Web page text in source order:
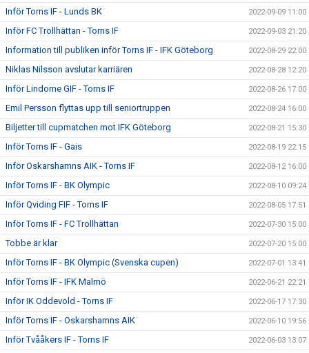
Inför Torns IF - Lunds BK 2022-09-09 11:00
Inför FC Trollhättan - Torns IF 2022-09-03 21:20
Information till publiken inför Torns IF - IFK Göteborg 2022-08-29 22:00
Niklas Nilsson avslutar karriären 2022-08-28 12:20
Inför Lindome GIF - Torns IF 2022-08-26 17:00
Emil Persson flyttas upp till seniortruppen 2022-08-24 16:00
Biljetter till cupmatchen mot IFK Göteborg 2022-08-21 15:30
Inför Torns IF - Gais 2022-08-19 22:15
Inför Oskarshamns AIK - Torns IF 2022-08-12 16:00
Inför Torns IF - BK Olympic 2022-08-10 09:24
Inför Qviding FIF - Torns IF 2022-08-05 17:51
Inför Torns IF - FC Trollhättan 2022-07-30 15:00
Tobbe är klar 2022-07-20 15:00
Inför Torns IF - BK Olympic (Svenska cupen) 2022-07-01 13:41
Inför Torns IF - IFK Malmö 2022-06-21 22:21
Inför IK Oddevold - Torns IF 2022-06-17 17:30
Inför Torns IF - Oskarshamns AIK 2022-06-10 19:56
Inför Tvååkers IF - Torns IF 2022-06-03 13:07